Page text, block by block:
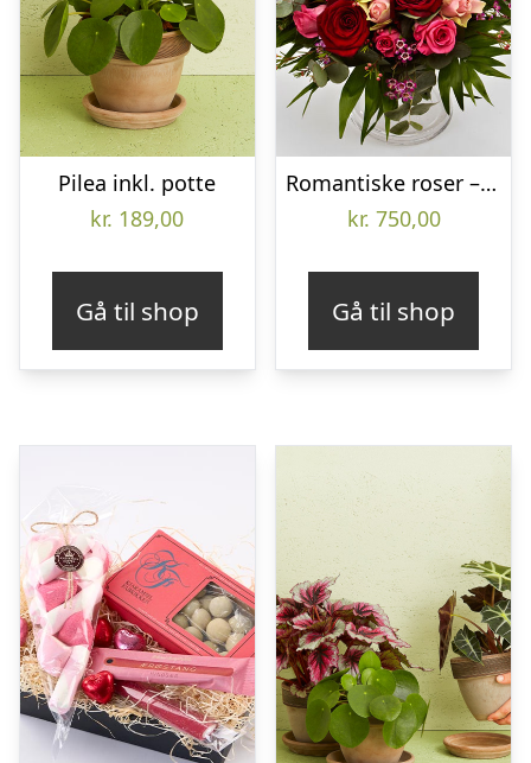
Pilea inkl. potte
kr. 189,00
Gå til shop
Romantiske roser – Send blomster med Bloomit
kr. 750,00
Gå til shop